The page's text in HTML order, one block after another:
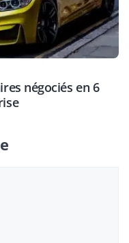
négociés en 6